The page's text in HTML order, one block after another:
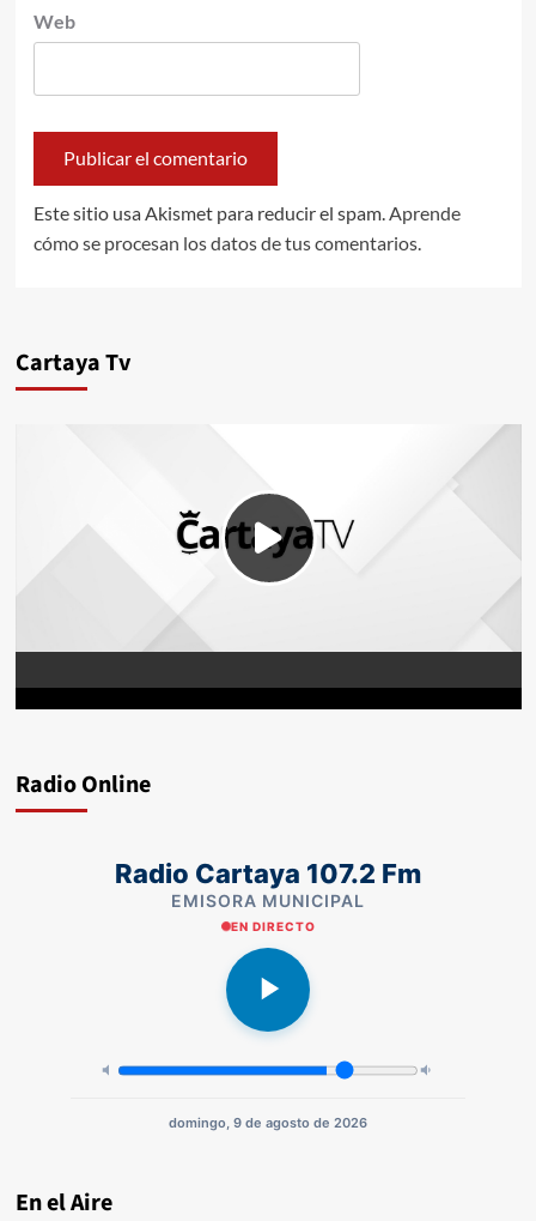
Web
Este sitio usa Akismet para reducir el spam. Aprende
cómo se procesan los datos de tus comentarios.
Cartaya Tv
Radio Online
Radio Cartaya 107.2 Fm
EMISORA MUNICIPAL
EN DIRECTO
domingo, 9 de agosto de 2026
En el Aire